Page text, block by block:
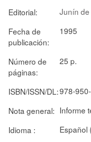
Editorial:
Junín de
Fecha de
publicación:
1995
Número de
páginas:
25 p.
ISBN/ISSN/DL:978-
Nota general: Informe
Idioma :
Español